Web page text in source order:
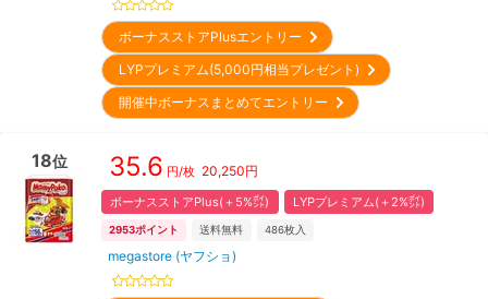
ボーナスストアPlusエントリー
LYPプレミアム(5,000円相当プレゼント)
開催中ボーナスまとめてエントリー
18位 35.6 円/枚 20,250円
ボーナスストアPlus(＋5%㌽) LYPプレミアム(＋2%㌽)
2953ポイント 送料無料 486枚入
megastore (ヤフショ)